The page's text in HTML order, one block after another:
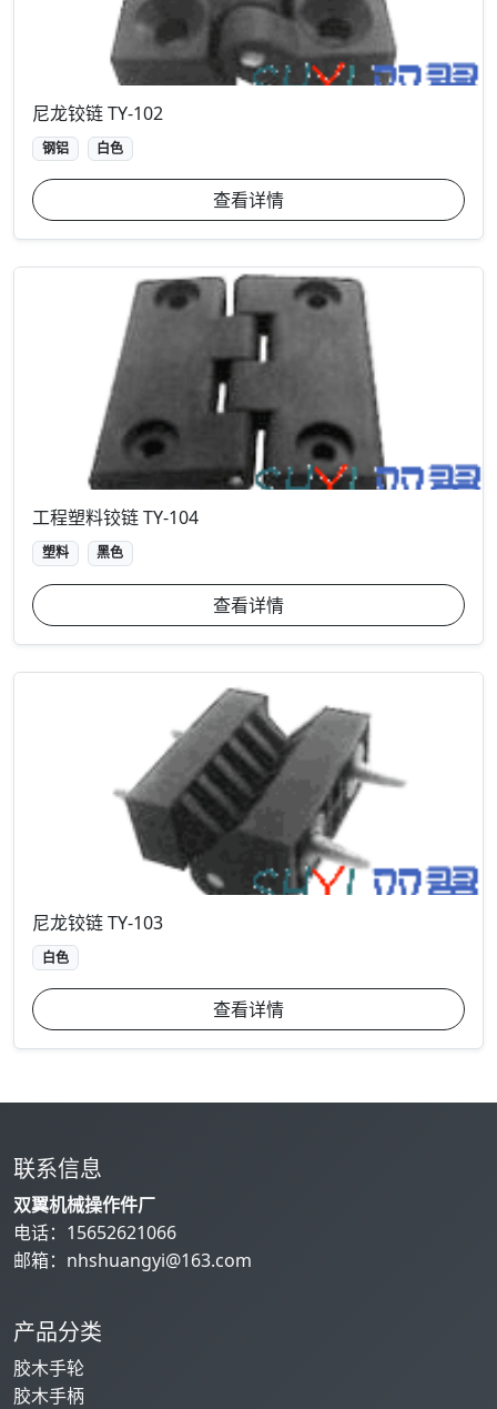
尼龙铰链 TY-102
钢铝 白色
查看详情
工程塑料铰链 TY-104
塑料 黑色
查看详情
尼龙铰链 TY-103
白色
查看详情
联系信息
双翼机械操作件厂
电话： 15652621066
邮箱： nhshuangyi@163.com
产品分类
胶木手轮
胶木手柄